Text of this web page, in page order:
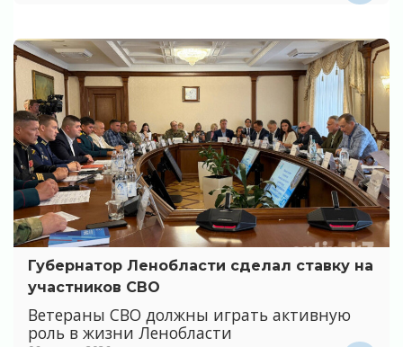
Губернатор Ленобласти сделал ставку на
участников СВО
Ветераны СВО должны играть активную
роль в жизни Ленобласти